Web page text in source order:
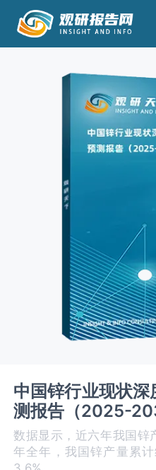
中国锌行业现状
测报告（2025-
数据显示，近六年我国锌
年全年，我国锌产量累